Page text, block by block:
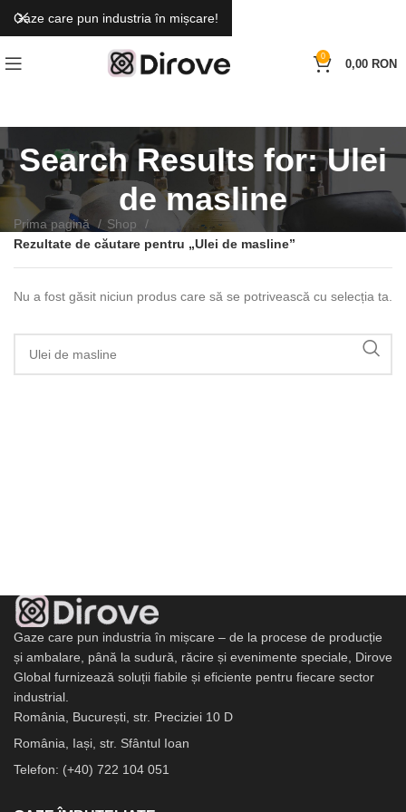
0
0,00 RON
Search Results for: Ulei
de masline
Prima pagină
Shop
Rezultate de căutare pentru „Ulei de masline”
Nu a fost găsit niciun produs care să se potrivească cu selecția ta.
Gaze care pun industria în mișcare – de la procese de producție
și ambalare, până la sudură, răcire și evenimente speciale, Dirove
Global furnizează soluții fiabile și eficiente pentru fiecare sector
industrial.
România, București, str. Preciziei 10 D
România, Iași, str. Sfântul Ioan
Telefon: (+40) 722 104 051
Gaze care pun industria în mișcare!